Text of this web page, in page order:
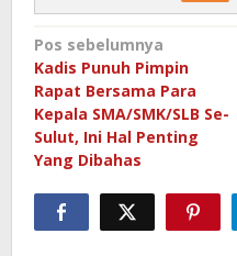
Navigasi
pos
Pos sebelumnya
Kadis Punuh Pimpin
Rapat Bersama Para
Kepala SMA/SMK/SLB Se-
Sulut, Ini Hal Penting
Yang Dibahas